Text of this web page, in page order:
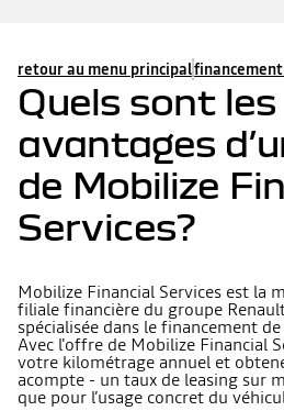
retour au menu principal
Quels sont les
avantages
de Mobilize
Services?
Mobilize Financial Services est la
filiale financière du groupe
spécialisée dans le financement
Avec l'offre de Mobilize Financial
votre kilométrage annuel et
acompte - un taux de leasing sur
que pour l’usage concret du